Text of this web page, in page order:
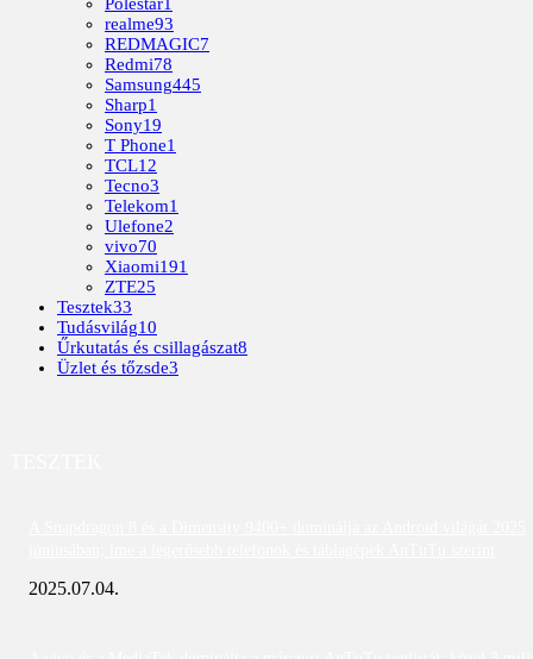
Polestar1
realme93
REDMAGIC7
Redmi78
Samsung445
Sharp1
Sony19
T Phone1
TCL12
Tecno3
Telekom1
Ulefone2
vivo70
Xiaomi191
ZTE25
Tesztek33
Tudásvilág10
Űrkutatás és csillagászat8
Üzlet és tőzsde3
2025.07.04.